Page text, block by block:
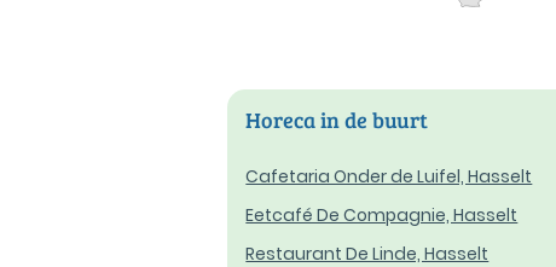
Horeca in de buurt
Cafetaria Onder de Luifel, Hasselt
Eetcafé De Compagnie, Hasselt
Restaurant De Linde, Hasselt